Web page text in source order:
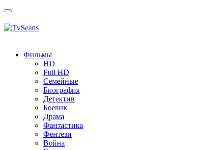
Toggle
Фильмы
HD
Full HD
Семейные
Биография
Детектив
Боевик
Драма
Фантастика
Фентези
Война